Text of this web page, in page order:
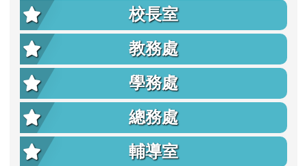
校長室
教務處
學務處
總務處
輔導室